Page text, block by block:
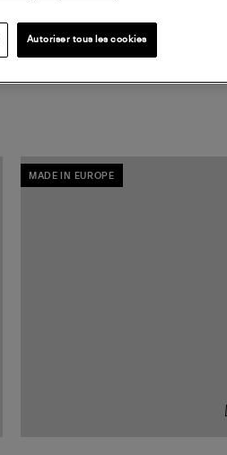
MADE IN EUROPE
Autoriser tous les cookies